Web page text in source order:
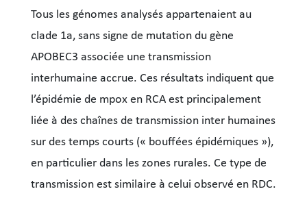
Tous les génomes analysés appartenaient au
clade 1a, sans signe de mutation du gène
APOBEC3 associée une transmission
interhumaine accrue. Ces résultats indiquent que
l’épidémie de mpox en RCA est principalement
liée à des chaînes de transmission inter humaines
sur des temps courts (« bouffées épidémiques »),
en particulier dans les zones rurales. Ce type de
transmission est similaire à celui observé en RDC.